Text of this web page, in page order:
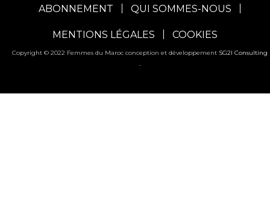
ABONNEMENT QUI SOMMES-NOUS
MENTIONS LÉGALES COOKIES
Copyright © 2022 Femmes du Maroc conception et développement SG2I Consulting